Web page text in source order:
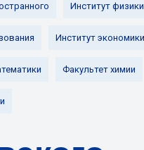
Институт физики
Институт
Факультет химии